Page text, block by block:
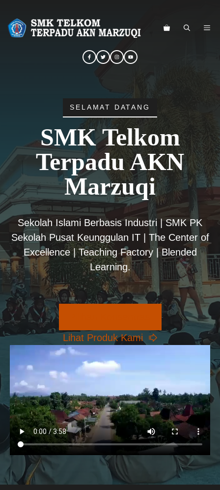
SELAMAT DATANG
SMK Telkom
Terpadu AKN
Marzuqi
Sekolah Islami Berbasis Industri | SMK PK
Sekolah Pusat Keunggulan IT | The Center of
Excellence | Teaching Factory | Blended
Learning.
Lihat Produk Kami